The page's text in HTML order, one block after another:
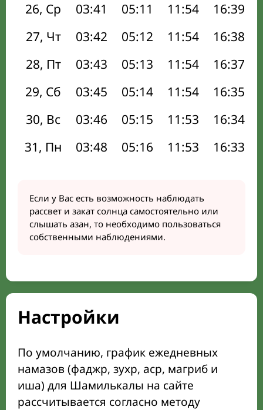
26, Ср
03:41 05:11 11:54 16:39
27, Чт
03:42 05:12 11:54 16:38
28, Пт
03:43 05:13 11:54 16:37
29, Сб
03:45 05:14 11:54 16:35
30, Вс
03:46 05:15 11:53 16:34
31, Пн
03:48 05:16 11:53 16:33
Если у Вас есть возможность наблюдать
рассвет и закат солнца самостоятельно или
слышать азан, то необходимо пользоваться
собственными наблюдениями.
Настройки
По умолчанию, график ежедневных
намазов (фаджр, зухр, аср, магриб и
иша) для Шамилькалы на сайте
рассчитывается согласно методу